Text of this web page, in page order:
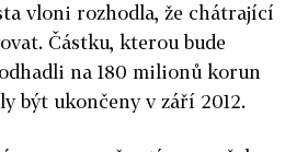
vloni rozhodla, že chátrající
Částku, kterou bude
na 180 milionů korun
být ukončeny v září 2012.